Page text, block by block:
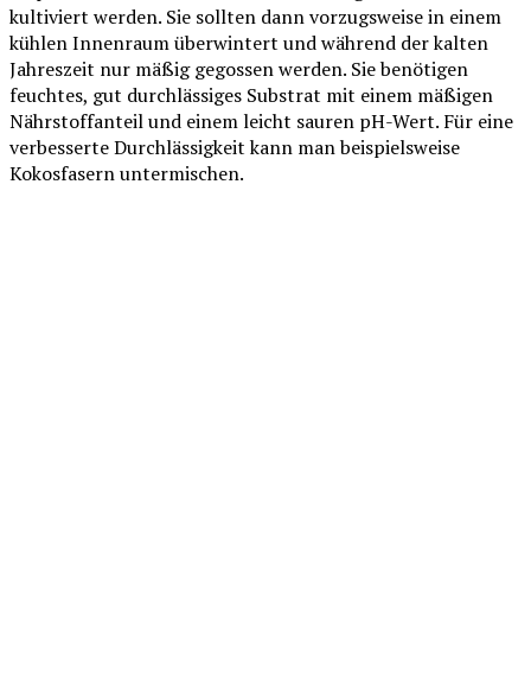
kultiviert werden. Sie sollten dann vorzugsweise in einem
kühlen Innenraum überwintert und während der kalten
Jahreszeit nur mäßig gegossen werden. Sie benötigen
feuchtes, gut durchlässiges Substrat mit einem mäßigen
Nährstoffanteil und einem leicht sauren pH-Wert. Für eine
verbesserte Durchlässigkeit kann man beispielsweise
Kokosfasern untermischen.